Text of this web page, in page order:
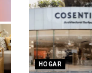
HOGAR